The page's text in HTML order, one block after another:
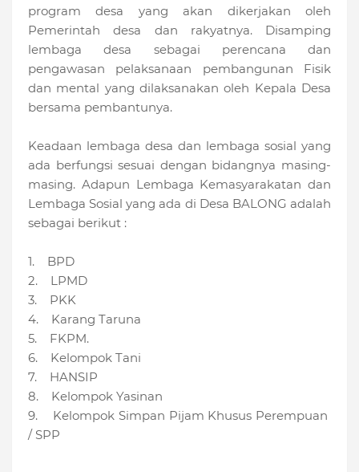
program desa yang akan dikerjakan oleh
Pemerintah desa dan rakyatnya. Disamping
lembaga desa sebagai perencana dan
pengawasan pelaksanaan pembangunan Fisik
dan mental yang dilaksanakan oleh Kepala Desa
bersama pembantunya.
Keadaan lembaga desa dan lembaga sosial yang
ada berfungsi sesuai dengan bidangnya masing-
masing. Adapun Lembaga Kemasyarakatan dan
Lembaga Sosial yang ada di Desa BALONG adalah
sebagai berikut :
1. BPD
2. LPMD
3. PKK
4. Karang Taruna
5. FKPM.
6. Kelompok Tani
7. HANSIP
8. Kelompok Yasinan
9. Kelompok Simpan Pijam Khusus Perempuan
/ SPP